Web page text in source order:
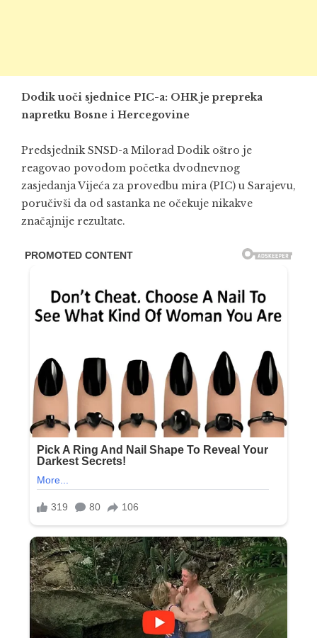
Dodik uoči sjednice PIC-a: OHR je prepreka
napretku Bosne i Hercegovine
Predsjednik SNSD-a Milorad Dodik oštro je
reagovao povodom početka dvodnevnog
zasjedanja Vijeća za provedbu mira (PIC) u Sarajevu,
poručivši da od sastanka ne očekuje nikakve
značajnije rezultate.